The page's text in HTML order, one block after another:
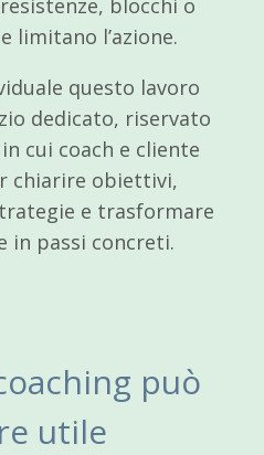
blocchi o
limitano l’azione.
questo lavoro
dedicato, riservato
cui coach e cliente
chiarire obiettivi,
e trasformare
in passi concreti.
può
utile